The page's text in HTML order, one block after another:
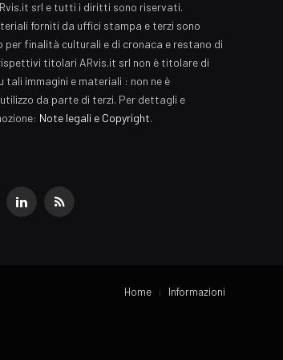
srl e tutti i diritti sono riservati.
forniti da uffici stampa e terzi sono
per finalità culturali e di cronaca e restano di
titolari ARvis.it srl non è titolare di
tali immagini e materiali : non ne è
da parte di terzi. Per dettagli e
Note legali e Copyright.
LinkedInRSS
Home Informazioni